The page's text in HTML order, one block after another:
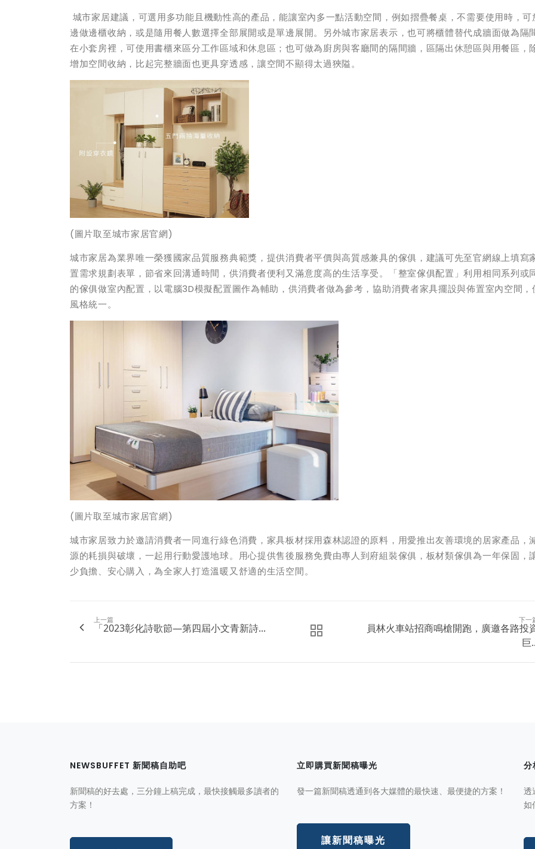
城市家居建議，可選用多功能且機動性高的產品，能讓室內多一點活動空間，例如摺疊餐桌，不需要使用時，可
邊做邊櫃收納，或是隨用餐人數選擇全部展開或是單邊展開。另外城市家居表示，也可將櫃體替代成牆面做為隔
在小套房裡，可使用書櫃來區分工作區域和休息區；也可做為廚房與客廳間的隔間牆，區隔出休憩區與用餐區，
增加空間收納，比起完整牆面也更具穿透感，讓空間不顯得太過狹隘。
(圖片取至城市家居官網)
城市家居為業界唯一榮獲國家品質服務典範獎，提供消費者平價與高質感兼具的傢俱，建議可先至官網線上填寫
置需求規劃表單，節省來回溝通時間，供消費者便利又滿意度高的生活享受。「整室傢俱配置」利用相同系列或
的傢俱做室內配置，以電腦3D模擬配置圖作為輔助，供消費者做為參考，協助消費者家具擺設與佈置室內空間，
風格統一。
(圖片取至城市家居官網)
城市家居致力於邀請消費者一同進行綠色消費，家具板材採用森林認證的原料，用愛推出友善環境的居家產品，
源的耗損與破壞，一起用行動愛護地球。用心提供售後服務免費由專人到府組裝傢俱，板材類傢俱為一年保固，
少負擔、安心購入，為全家人打造溫暖又舒適的生活空間。
上一篇
「2023彰化詩歌節—第四屆小文青新詩...
下一
員林火車站招商鳴槍開跑，廣邀各路投
巨
NEWSBUFFET 新聞稿自助吧
新聞稿的好去處，三分鐘上稿完成，最快接觸最多讀者的
方案！
立即購買新聞稿曝光
發一篇新聞稿透通到各大媒體的最快速、最便捷的方案！
讓新聞稿曝光
分
透
如